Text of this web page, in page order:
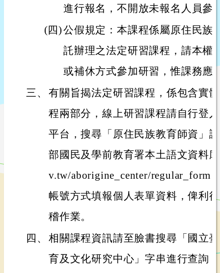
進行報名，不開放未報名人員參
(四)公假規定：本課程係屬原住民族
託辦理之法定研習課程，請本權
或補休方式參加研習，惟課務應
三、 有關旨揭法定研習課程，係包含實
程兩部分，線上研習課程請自行登
平台，搜尋「原住民族教育師資」
部國民及學前教育署本土語文資料
v.tw/aborigine_center/regular_form
帳號方式填報個人表單資料，俾利
稽作業。
四、 相關課程資訊請至臉書搜尋「國立
育及文化研究中心」字串進行查詢